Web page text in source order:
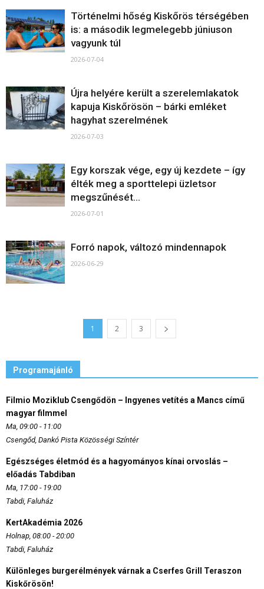
Történelmi hőség Kiskőrös térségében
is: a második legmelegebb júniuson
vagyunk túl
2026-07-04
Újra helyére került a szerelemlakatok
kapuja Kiskőrösön – bárki emléket
hagyhat szerelmének
2026-07-03
Egy korszak vége, egy új kezdete – így
élték meg a sporttelepi üzletsor
megszűnését...
2026-07-01
Forró napok, változó mindennapok
2026-06-29
1 2 3
Programajánló
Filmio Moziklub Csengődön – Ingyenes vetítés a Mancs című
magyar filmmel
Ma, 09:00 - 11:00
Csengőd, Dankó Pista Közösségi Színtér
Egészséges életmód és a hagyományos kínai orvoslás –
előadás Tabdiban
Ma, 17:00 - 19:00
Tabdi, Faluház
KertAkadémia 2026
Holnap, 08:00 - 20:00
Tabdi, Faluház
Különleges burgerélmények várnak a Cserfes Grill Teraszon
Kiskőrösön!